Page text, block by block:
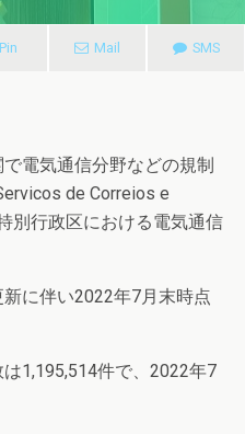
Pin Mail SMS
電気通信分野などの規制
de Correios e
別行政区における電気通信
に伴い2022年7月末時点
1,195,514件で、2022年7